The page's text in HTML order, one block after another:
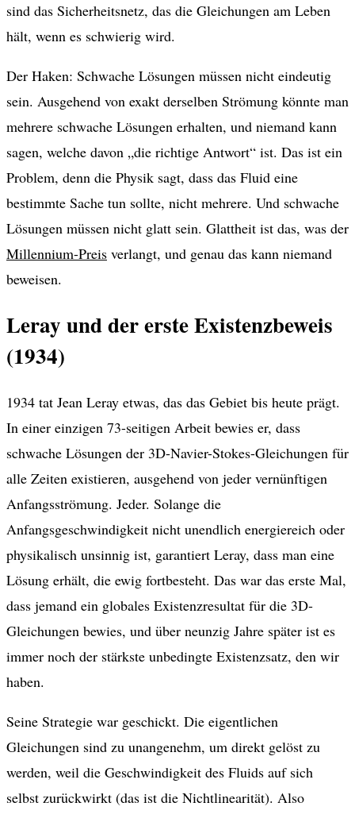
sind das Sicherheitsnetz, das die Gleichungen am Leben
hält, wenn es schwierig wird.
Der Haken: Schwache Lösungen müssen nicht eindeutig
sein. Ausgehend von exakt derselben Strömung könnte man
mehrere schwache Lösungen erhalten, und niemand kann
sagen, welche davon „die richtige Antwort“ ist. Das ist ein
Problem, denn die Physik sagt, dass das Fluid eine
bestimmte Sache tun sollte, nicht mehrere. Und schwache
Lösungen müssen nicht glatt sein. Glattheit ist das, was der
Millennium-Preis verlangt, und genau das kann niemand
beweisen.
Leray und der erste Existenzbeweis
(1934)
1934 tat Jean Leray etwas, das das Gebiet bis heute prägt.
In einer einzigen 73-seitigen Arbeit bewies er, dass
schwache Lösungen der 3D-Navier-Stokes-Gleichungen für
alle Zeiten existieren, ausgehend von jeder vernünftigen
Anfangsströmung. Jeder. Solange die
Anfangsgeschwindigkeit nicht unendlich energiereich oder
physikalisch unsinnig ist, garantiert Leray, dass man eine
Lösung erhält, die ewig fortbesteht. Das war das erste Mal,
dass jemand ein globales Existenzresultat für die 3D-
Gleichungen bewies, und über neunzig Jahre später ist es
immer noch der stärkste unbedingte Existenzsatz, den wir
haben.
Seine Strategie war geschickt. Die eigentlichen
Gleichungen sind zu unangenehm, um direkt gelöst zu
werden, weil die Geschwindigkeit des Fluids auf sich
selbst zurückwirkt (das ist die Nichtlinearität). Also